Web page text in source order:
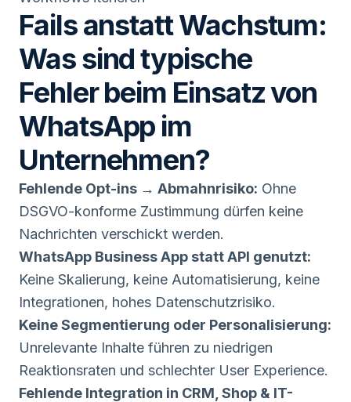
Fails anstatt Wachstum:
Was sind typische
Fehler beim Einsatz von
WhatsApp im
Unternehmen?
Fehlende Opt-ins → Abmahnrisiko: Ohne
DSGVO-konforme Zustimmung dürfen keine
Nachrichten verschickt werden.
WhatsApp Business App statt API genutzt:
Keine Skalierung, keine Automatisierung, keine
Integrationen, hohes Datenschutzrisiko.
Keine Segmentierung oder Personalisierung:
Unrelevante Inhalte führen zu niedrigen
Reaktionsraten und schlechter User Experience.
Fehlende Integration in CRM, Shop & IT-